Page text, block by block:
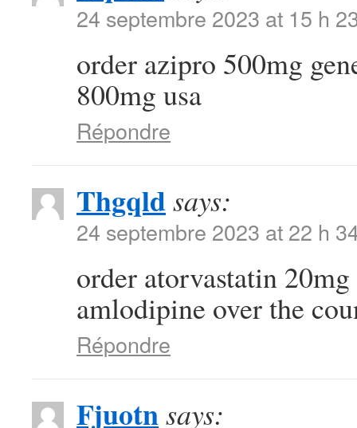
24 septembre 2023 at 15 h
order azipro 500mg
800mg usa
Répondre
Thgqldsays:
24 septembre 2023 at 22 h
order atorvastatin
amlodipine over the
Répondre
Fjuotnsays: